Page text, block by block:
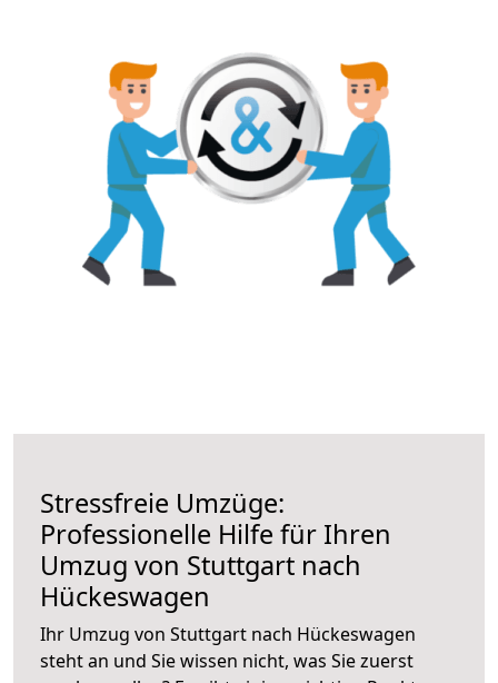
Stressfreie Umzüge:
Professionelle Hilfe für Ihren
Umzug von Stuttgart nach
Hückeswagen
Ihr Umzug von Stuttgart nach Hückeswagen
steht an und Sie wissen nicht, was Sie zuerst